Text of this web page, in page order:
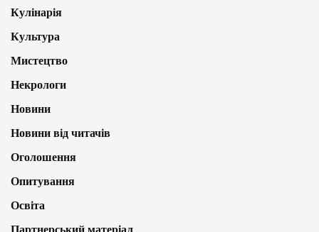
Кулінарія
Культура
Мистецтво
Некрологи
Новини
Новини від читачів
Оголошення
Опитування
Освіта